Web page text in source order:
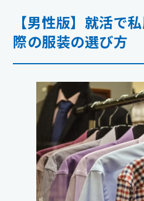
【男性版】就活で
際の服装の選び方